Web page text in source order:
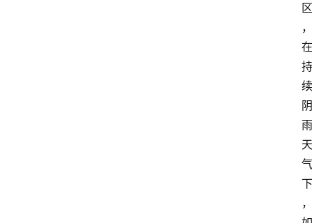
区
，
在
持
续
阴
雨
天
气
下
，